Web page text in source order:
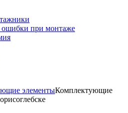
при монтаже
элементыКомплектующие